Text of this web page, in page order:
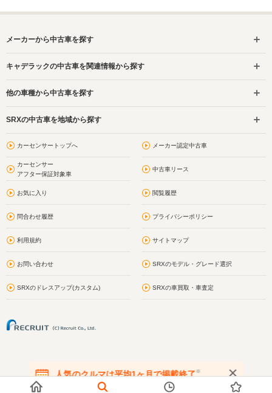
メーカーから中古車を探す
キャデラックの中古車を関連情報から探す
他の車種から中古車を探す
SRXの中古車を地域から探す
カーセンサートップへ メーカー認定中古車
カーセンサー
アフター保証対象車
中古車リース
お気に入り 閲覧履歴
問合わせ履歴 プライバシーポリシー
利用規約 サイトマップ
お問い合わせ SRXのモデル・グレード選択
SRXのドレスアップ(カスタム) SRXの車買取・車査定
人気のクルマは平均1ヶ月で掲載終了※
在庫が無くなる前にお問い合わせください